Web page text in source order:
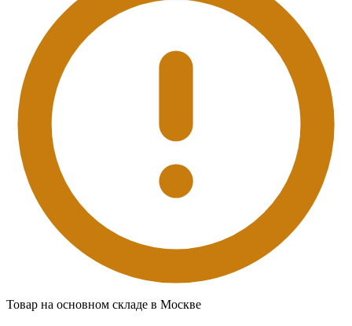
Товар на основном складе в Москве